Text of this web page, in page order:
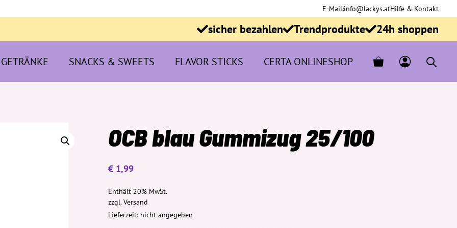
E-Mail:info@lackys.atHilfe & Kontakt
sicher bezahlen Trendprodukte 24h shoppen
GETRÄNKE SNACKS & SWEETS FLAVOR STICKS CERTA ONLINESHOP
OCB blau Gummizug 25/100
€ 1,99
Enthält 20% MwSt.
zzgl.Versand
Lieferzeit: nicht angegeben